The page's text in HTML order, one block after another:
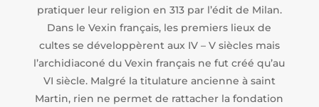
pratiquer leur religion en 313 par l’édit de Milan.
Dans le Vexin français, les premiers lieux de
cultes se développèrent aux IV – V siècles mais
l’archidiaconé du Vexin français ne fut créé qu’au
VI siècle. Malgré la titulature ancienne à saint
Martin, rien ne permet de rattacher la fondation